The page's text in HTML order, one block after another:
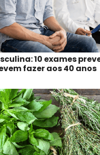
10 exames
fazer aos 40 anos